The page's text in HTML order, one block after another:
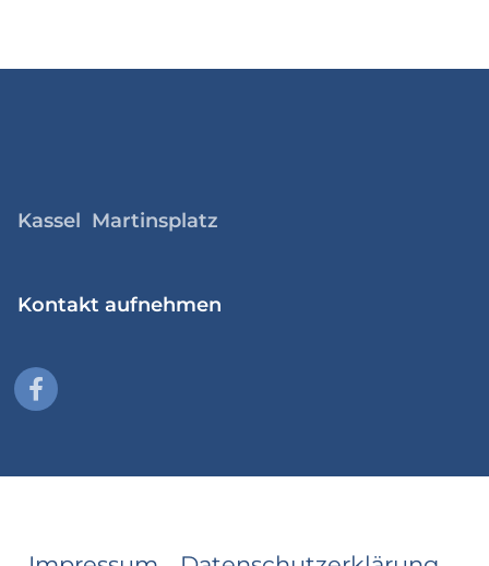
Kassel Martinsplatz
Kontakt aufnehmen